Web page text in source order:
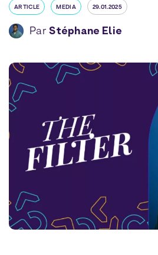
ARTICLE MEDIA 29.01.2025
ParStéphane Elie